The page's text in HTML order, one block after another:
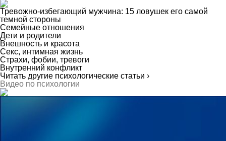
Тревожно-избегающий мужчина: 15 ловушек его самой
темной стороны
Семейные отношения
Дети и родители
Внешность и красота
Секс, интимная жизнь
Страхи, фобии, тревоги
Внутренний конфликт
Читать другие психологические статьи ›
Видео по психологии